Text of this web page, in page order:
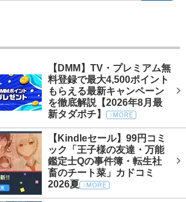
【DMM】TV・プレミアム無
料登録で最大4,500ポイント
もらえる最新キャンペーン
を徹底解説【2026年8月最
新タダポチ】
【Kindleセール】99円コミ
ック「王子様の友達・万能
鑑定士Qの事件簿・転生社
畜のチート菜」カドコミ
2026夏